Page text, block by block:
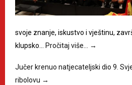
svoje znanje, iskustvo i vještinu,
klupsko…
Pročitaj više… →
Jučer krenuo natjecateljski dio 9.
ribolovu →